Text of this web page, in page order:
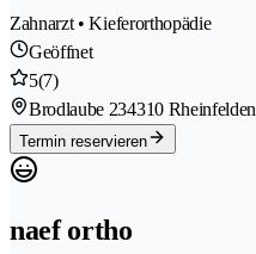
Zahnarzt • Kieferorthopädie
Geöffnet
5(7)
Brodlaube 234310 Rheinfelden
Termin reservieren
naef ortho